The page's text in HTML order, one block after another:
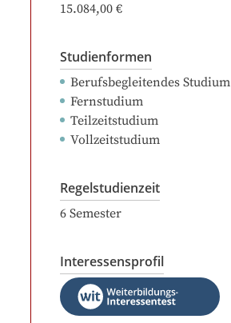
15.084,00 €
Studienformen
Berufsbegleitendes Studium
Fernstudium
Teilzeitstudium
Vollzeitstudium
Regelstudienzeit
6 Semester
Interessensprofil